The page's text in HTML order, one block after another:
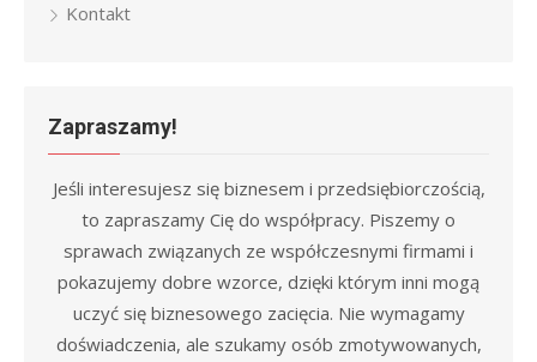
Kontakt
Zapraszamy!
Jeśli interesujesz się biznesem i przedsiębiorczością,
to zapraszamy Cię do współpracy. Piszemy o
sprawach związanych ze współczesnymi firmami i
pokazujemy dobre wzorce, dzięki którym inni mogą
uczyć się biznesowego zacięcia. Nie wymagamy
doświadczenia, ale szukamy osób zmotywowanych,